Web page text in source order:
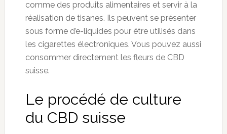
comme des produits alimentaires et servir à la
réalisation de tisanes. Ils peuvent se présenter
sous forme d’e-liquides pour être utilisés dans
les cigarettes électroniques. Vous pouvez aussi
consommer directement les fleurs de CBD
suisse.
Le procédé de culture
du CBD suisse